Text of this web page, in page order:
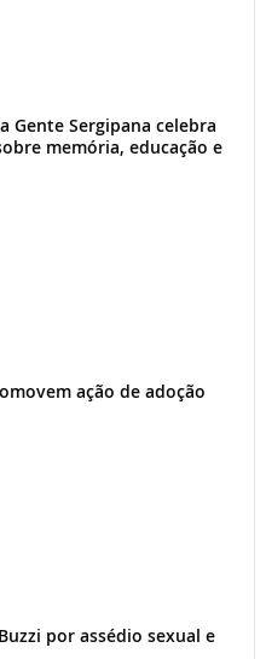
Gente Sergipana celebra
memória, educação e
ação de adoção
por assédio sexual e